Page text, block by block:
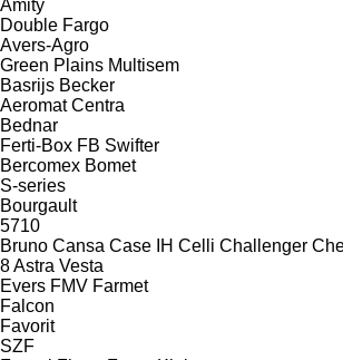
Amity
Double Fargo
Avers-Agro
Green Plains Multisem
Basrijs Becker
Aeromat Centra
Bednar
Ferti-Box FB Swifter
Bercomex Bomet
S-series
Bourgault
5710
Bruno Cansa Case IH Celli Challenger
8Astra Vesta
Evers FMV Farmet
Falcon
Favorit
SZF